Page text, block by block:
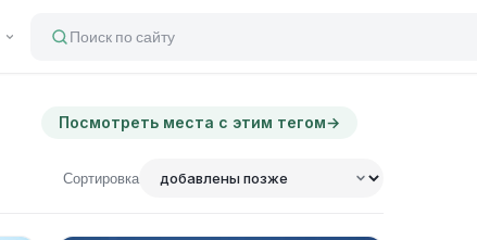
Поиск по сайту
Посмотреть места с этим тегом→
Сортировка